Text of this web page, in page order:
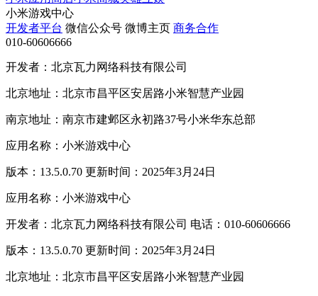
小米游戏中心
开发者平台 微信公众号 微博主页 商务合作
010-60606666
开发者：北京瓦力网络科技有限公司
北京地址：北京市昌平区安居路小米智慧产业园
南京地址：南京市建邺区永初路37号小米华东总部
应用名称：小米游戏中心
版本：13.5.0.70 更新时间：2025年3月24日
应用名称：小米游戏中心
开发者：北京瓦力网络科技有限公司 电话：010-60606666
版本：13.5.0.70 更新时间：2025年3月24日
北京地址：北京市昌平区安居路小米智慧产业园